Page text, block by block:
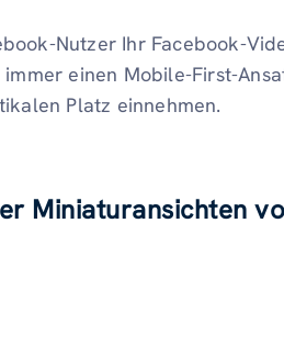
Nutzer Ihr Facebook-
immer einen Mobile-First-
Platz einnehmen.
Miniaturansichten